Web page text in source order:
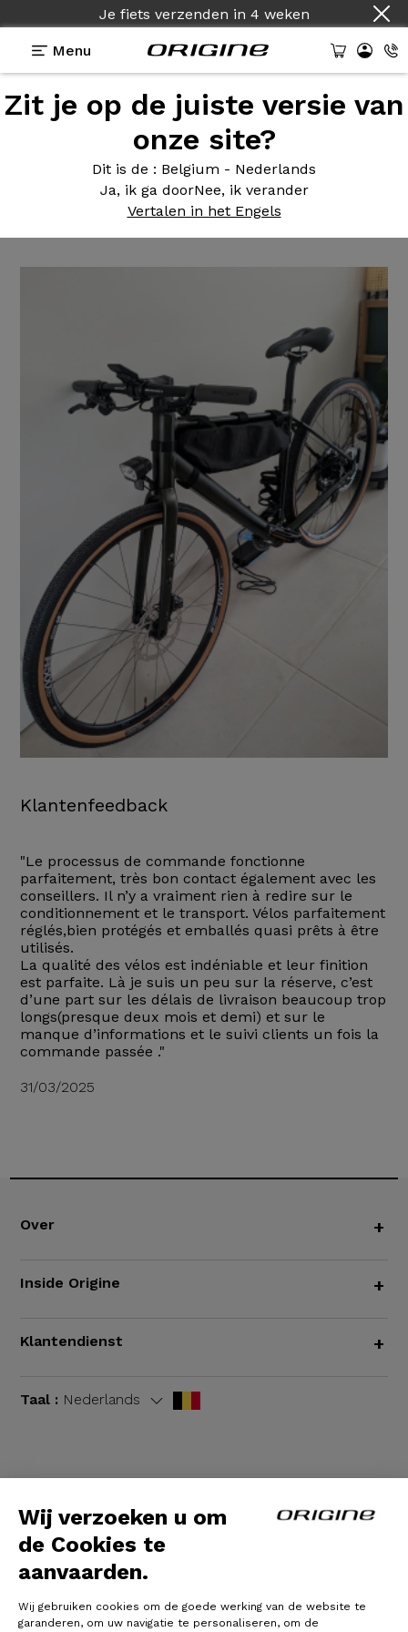
Wij verzoeken u om
de Cookies te
aanvaarden.
Wij gebruiken cookies om de goede werking van de website te
garanderen, om uw navigatie te personaliseren, om de
Je fiets verzenden in 4 weken
Menu
Zit je op de juiste versie van
onze site?
Dit is de : Belgium - Nederlands
Ja, ik ga doorNee, ik verander
Vertalen in het Engels
Getuigenissen>Help - Shimano SLX - DTSwiss
R500
Shimano SLX -
DTSwiss R500
Klantenfeedback
"Le processus de commande fonctionne
parfaitement, très bon contact également avec les
conseillers. Il n’y a vraiment rien à redire sur le
conditionnement et le transport. Vélos parfaitement
réglés,bien protégés et emballés quasi prêts à être
utilisés.
La qualité des vélos est indéniable et leur finition
est parfaite. Là je suis un peu sur la réserve, c’est
d’une part sur les délais de livraison beaucoup trop
longs(presque deux mois et demi) et sur le
manque d’informations et le suivi clients un fois la
commande passée ."
31/03/2025
Over +
Inside Origine +
Klantendienst +
Taal : Nederlands